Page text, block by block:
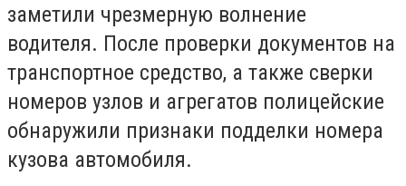
заметили чрезмерную волнение
водителя. После проверки документов на
транспортное средство, а также сверки
номеров узлов и агрегатов полицейские
обнаружили признаки подделки номера
кузова автомобиля.